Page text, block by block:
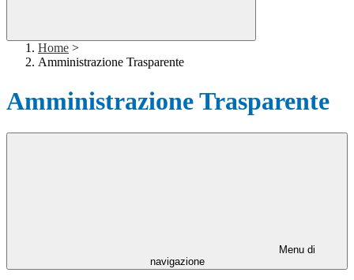
Home >
Amministrazione Trasparente
Amministrazione Trasparente
Menu di
navigazione